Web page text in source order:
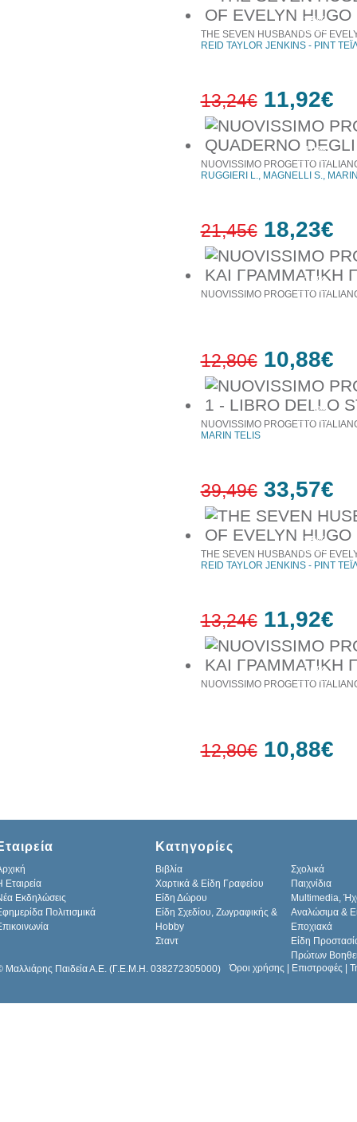
15%
έκπτωση
10%
έκπτωση
THE SEVEN HUSBANDS OF
REID TAYLOR JENKINS - ΡΙΝΤ
13,24€ 11,92€
15%
έκπτωση
NUOVISSIMO PROGETTO
RUGGIERI L., MAGNELLI S.,
21,45€ 18,23€
15%
έκπτωση
NUOVISSIMO PROGETTO
12,80€ 10,88€
15%
έκπτωση
NUOVISSIMO PROGETTO
MARIN TELIS
39,49€ 33,57€
10%
έκπτωση
THE SEVEN HUSBANDS OF
REID TAYLOR JENKINS - ΡΙΝΤ
13,24€ 11,92€
NUOVISSIMO PROGETTO
12,80€ 10,88€
Εταιρεία
Εκδηλώσεις
Πολιτισμικά
Κατηγορίες
Βιβλία
Σχολικά
Χαρτικά & Είδη Γραφείου
Παιχνίδια
Είδη Δώρου
Multimedia,
Είδη Σχεδίου, Ζωγραφικής &
Hobby
Αναλώσιμα &
Εποχιακά
Σταντ
Είδη
Πρώτων
Μαλλιάρης Παιδεία Α.Ε. (Γ.Ε.Μ.Η. 038272305000)
Όροι χρήσης Επιστροφές